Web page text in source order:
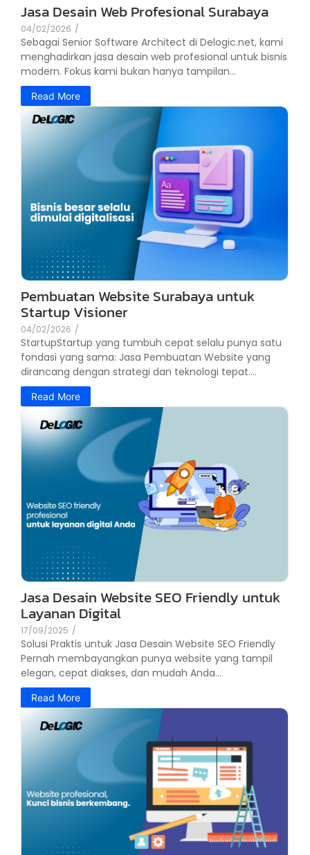
Jasa Desain Web Profesional Surabaya
04/02/2026 /
Sebagai Senior Software Architect di Delogic.net, kami
menghadirkan jasa desain web profesional untuk bisnis
modern. Fokus kami bukan hanya tampilan...
Read More
Pembuatan Website Surabaya untuk
Startup Visioner
04/02/2026 /
StartupStartup yang tumbuh cepat selalu punya satu
fondasi yang sama: Jasa Pembuatan Website yang
dirancang dengan strategi dan teknologi tepat....
Read More
Jasa Desain Website SEO Friendly untuk
Layanan Digital
17/09/2025 /
Solusi Praktis untuk Jasa Desain Website SEO Friendly
Pernah membayangkan punya website yang tampil
elegan, cepat diakses, dan mudah Anda...
Read More